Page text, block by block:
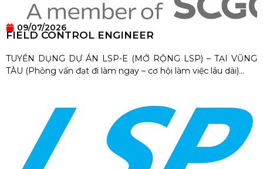
09/07/2026
FIELD CONTROL ENGINEER
TUYỂN DỤNG DỰ ÁN LSP-E (MỞ RỘNG LSP) – TẠI VŨNG
TÀU (Phỏng vấn đạt đi làm ngay – cơ hội làm việc lâu dài)...